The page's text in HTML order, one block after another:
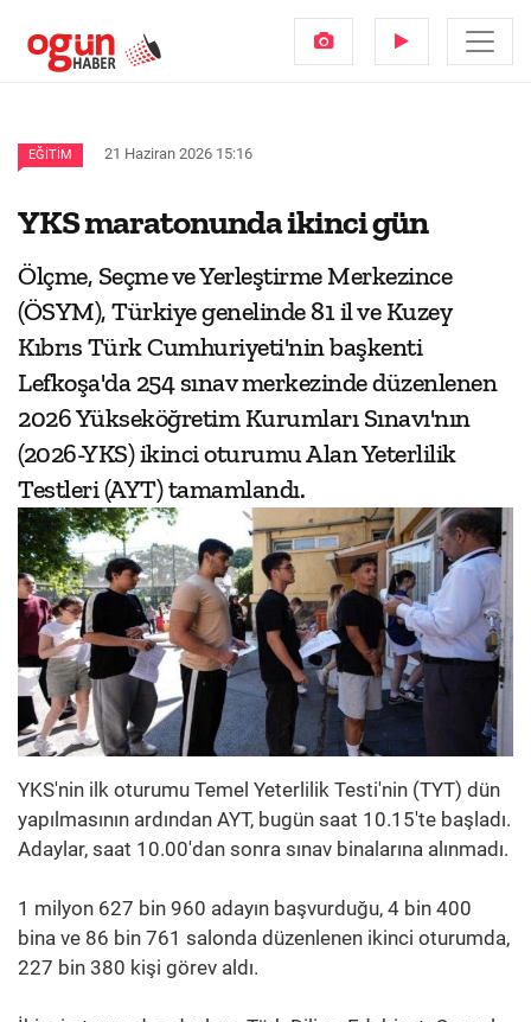
EĞITIM 21 Haziran 2026 15:16
YKS maratonunda ikinci gün
Ölçme, Seçme ve Yerleştirme Merkezince
(ÖSYM), Türkiye genelinde 81 il ve Kuzey
Kıbrıs Türk Cumhuriyeti'nin başkenti
Lefkoşa'da 254 sınav merkezinde düzenlenen
2026 Yükseköğretim Kurumları Sınavı'nın
(2026-YKS) ikinci oturumu Alan Yeterlilik
Testleri (AYT) tamamlandı.
YKS'nin ilk oturumu Temel Yeterlilik Testi'nin (TYT) dün
yapılmasının ardından AYT, bugün saat 10.15'te başladı.
Adaylar, saat 10.00'dan sonra sınav binalarına alınmadı.
1 milyon 627 bin 960 adayın başvurduğu, 4 bin 400
bina ve 86 bin 761 salonda düzenlenen ikinci oturumda,
227 bin 380 kişi görev aldı.